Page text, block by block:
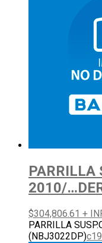
PARRILLA
2010/
$304,806.61 +
PARRILLA
(NBJ3022DP)